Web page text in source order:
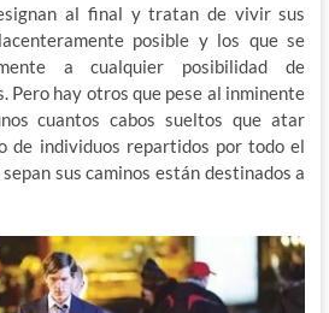
al final y tratan de vivir sus
posible y los que se
a cualquier posibilidad de
Pero hay otros que pese al inminente
cuantos cabos sueltos que atar
de individuos repartidos por todo el
sus caminos están destinados a